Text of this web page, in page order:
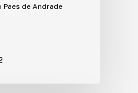
Paes de Andrade